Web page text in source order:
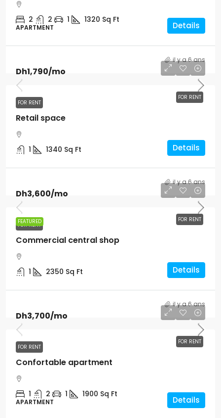
2 2 1 1320 Sq Ft
APARTMENT Details
il y a 6 ans
FOR RENT
Dh1,790/mo
FOR RENT
Retail space
1 1340 Sq Ft Details
il y a 6 ans
FEATURED FOR RENT
Dh3,600/mo
FOR RENT
Commercial central shop
1 2350 Sq Ft Details
il y a 6 ans
FOR RENT
Dh3,700/mo
FOR RENT
Confortable apartment
1 2 1 1900 Sq Ft
APARTMENT Details